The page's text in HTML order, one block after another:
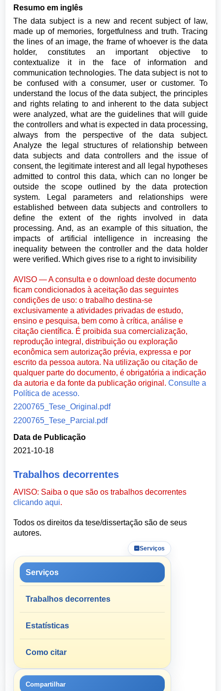
Resumo em inglês
The data subject is a new and recent subject of law,
made up of memories, forgetfulness and truth. Tracing
the lines of an image, the frame of whoever is the data
holder, constitutes an important objective to
contextualize it in the face of information and
communication technologies. The data subject is not to
be confused with a consumer, user or customer. To
understand the locus of the data subject, the principles
and rights relating to and inherent to the data subject
were analyzed, what are the guidelines that will guide
the controllers and what is expected in data processing,
always from the perspective of the data subject.
Analyze the legal structures of relationship between
data subjects and data controllers and the issue of
consent, the legitimate interest and all legal hypotheses
admitted to control this data, which can no longer be
outside the scope outlined by the data protection
system. Legal parameters and relationships were
established between data subjects and controllers to
define the extent of the rights involved in data
processing. And, as an example of this situation, the
impacts of artificial intelligence in increasing the
inequality between the controller and the data holder
were verified. Which gives rise to a right to invisibility
AVISO — A consulta e o download deste documento
ficam condicionados à aceitação das seguintes
condições de uso: o trabalho destina-se
exclusivamente a atividades privadas de estudo,
ensino e pesquisa, bem como à crítica, análise e
citação científica. É proibida sua comercialização,
reprodução integral, distribuição ou exploração
econômica sem autorização prévia, expressa e por
escrito da pessoa autora. Na utilização ou citação de
qualquer parte do documento, é obrigatória a indicação
da autoria e da fonte da publicação original.Consulte a
Política de acesso.
2200765_Tese_Original.pdf
2200765_Tese_Parcial.pdf
Data de Publicação
2021-10-18
Trabalhos decorrentes
AVISO: Saiba o que são os trabalhos decorrentes
clicando aqui.
Todos os direitos da tese/dissertação são de seus
autores.
Serviços
Serviços
Trabalhos decorrentes
Estatísticas
Como citar
Compartilhar